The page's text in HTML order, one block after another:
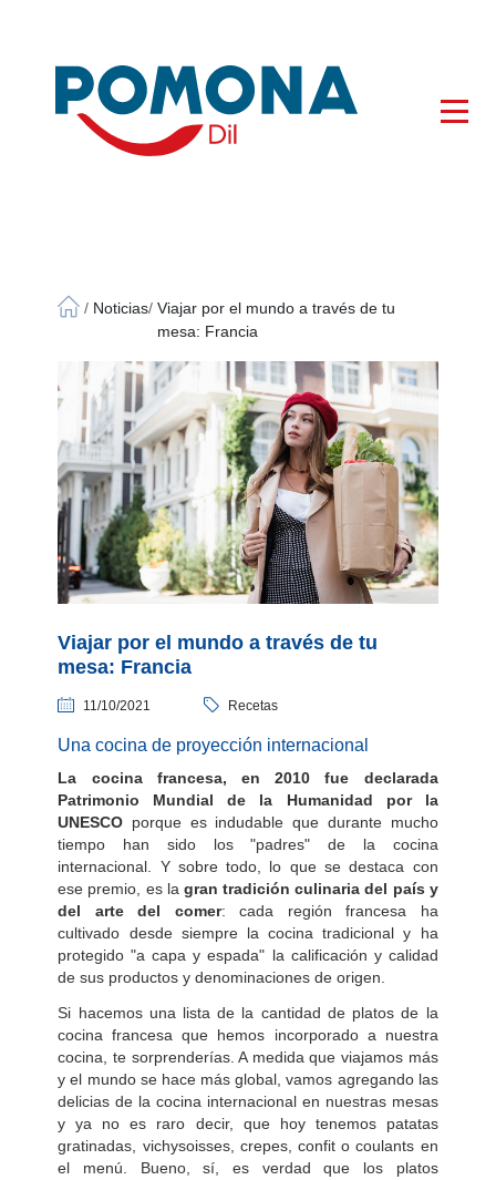
/ Noticias/ Viajar por el mundo a través de tu
mesa: Francia
Viajar por el mundo a través de tu
mesa: Francia
11/10/2021 Recetas
Una cocina de proyección internacional
La cocina francesa, en 2010 fue declarada
Patrimonio Mundial de la Humanidad por la
UNESCO porque es indudable que durante mucho
tiempo han sido los "padres" de la cocina
internacional. Y sobre todo, lo que se destaca con
ese premio, es la gran tradición culinaria del país y
del arte del comer: cada región francesa ha
cultivado desde siempre la cocina tradicional y ha
protegido "a capa y espada" la calificación y calidad
de sus productos y denominaciones de origen.
Si hacemos una lista de la cantidad de platos de la
cocina francesa que hemos incorporado a nuestra
cocina, te sorprenderías. A medida que viajamos más
y el mundo se hace más global, vamos agregando las
delicias de la cocina internacional en nuestras mesas
y ya no es raro decir, que hoy tenemos patatas
gratinadas, vichysoisses, crepes, confit o coulants en
el menú. Bueno, sí, es verdad que los platos